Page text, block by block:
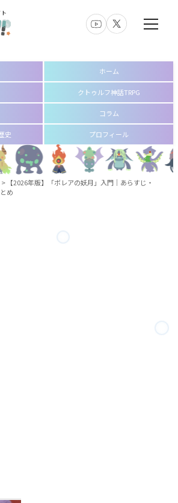
ホーム
クトゥルフ神話TRPG
コラム
史 プロフィール
> 【2026年版】「ボレアの妖月」入門｜あらすじ・
め